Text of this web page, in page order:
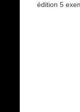
édition 5